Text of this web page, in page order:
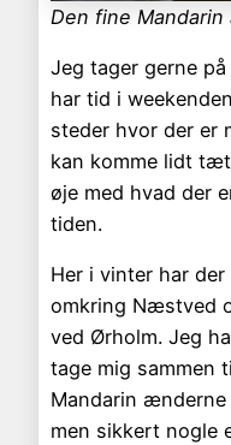
Den fine Mandarin
Jeg tager gerne
har tid i
steder hvor der er
kan komme lidt
øje med hvad der
tiden.
Her i vinter har
omkring Næstved
ved Ørholm. Jeg
tage mig sammen
Mandarin
men sikkert nogle